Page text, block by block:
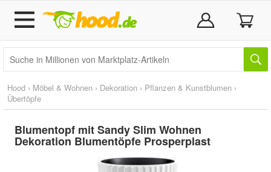
Hood › Möbel & Wohnen › Dekoration › Pflanzen & Kunstblumen ›
Übertöpfe
Blumentopf mit Sandy Slim Wohnen
Dekoration Blumentöpfe Prosperplast